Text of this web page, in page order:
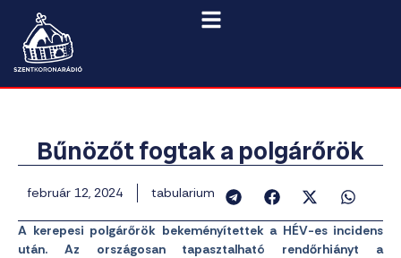
Bűnözőt fogtak a polgárőrök
február 12, 2024 tabularium
A kerepesi polgárőrök bekeményítettek a HÉV-es incidens
után. Az országosan tapasztalható rendőrhiányt a